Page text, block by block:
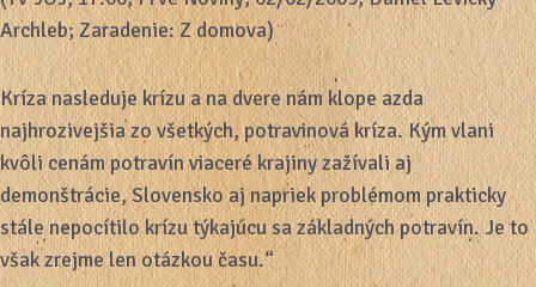
Archleb; Zaradenie: Z domova)
Kríza nasleduje krízu a na dvere nám klope azda
najhrozivejšia zo všetkých, potravinová kríza. Kým vlani
kvôli cenám potravín viaceré krajiny zažívali aj
demonštrácie, Slovensko aj napriek problémom prakticky
stále nepocítilo krízu týkajúcu sa základných potravín. Je to
však zrejme len otázkou času.“